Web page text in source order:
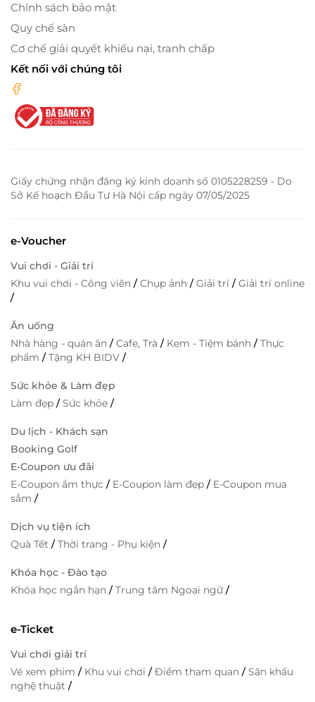
Chính sách bảo mật
Quy chế sàn
Cơ chế giải quyết khiếu nại, tranh chấp
Kết nối với chúng tôi
Giấy chứng nhận đăng ký kinh doanh số 0105228259 - Do
Sở Kế hoạch Đầu Tư Hà Nội cấp ngày 07/05/2025
e-Voucher
Vui chơi - Giải trí
Khu vui chơi - Công viên /Chụp ảnh /Giải trí /Giải trí online
/
Ăn uống
Nhà hàng - quán ăn /Cafe, Trà / Kem - Tiệm bánh /Thực
phẩm /Tặng KH BIDV /
Sức khỏe & Làm đẹp
Làm đẹp /Sức khỏe /
Du lịch - Khách sạn
Booking Golf
E-Coupon ưu đãi
E-Coupon ẩm thực / E-Coupon làm đẹp / E-Coupon mua
sắm /
Dịch vụ tiện ích
Quà Tết /Thời trang - Phụ kiện /
Khóa học - Đào tạo
Khóa học ngắn hạn /Trung tâm Ngoại ngữ/
e-Ticket
Vui chơi giải trí
Vé xem phim / Khu vui chơi /Điểm tham quan /Sân khấu
nghệ thuật /